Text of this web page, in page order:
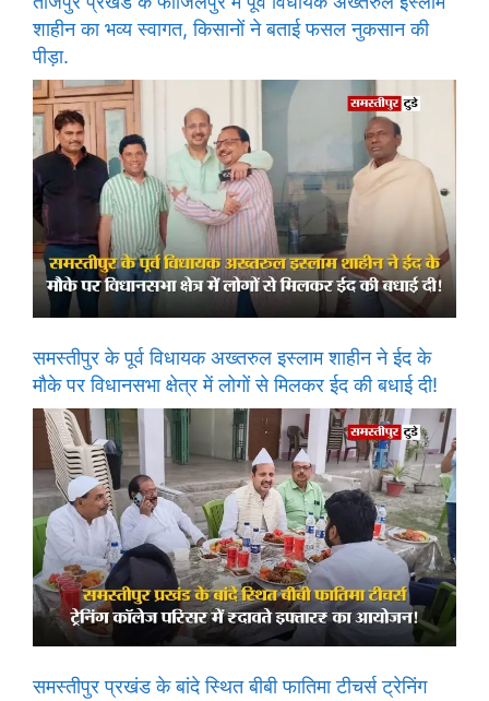
शाहीन का भव्य स्वागत, किसानों ने बताई फसल नुकसान की
पीड़ा.
समस्तीपुर के पूर्व विधायक अख्तरुल इस्लाम शाहीन ने ईद के
मौके पर विधानसभा क्षेत्र में लोगों से मिलकर ईद की बधाई दी!
समस्तीपुर प्रखंड के बांदे स्थित बीबी फातिमा टीचर्स ट्रेनिंग